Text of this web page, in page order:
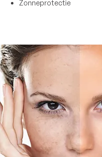
Zonneprotectie